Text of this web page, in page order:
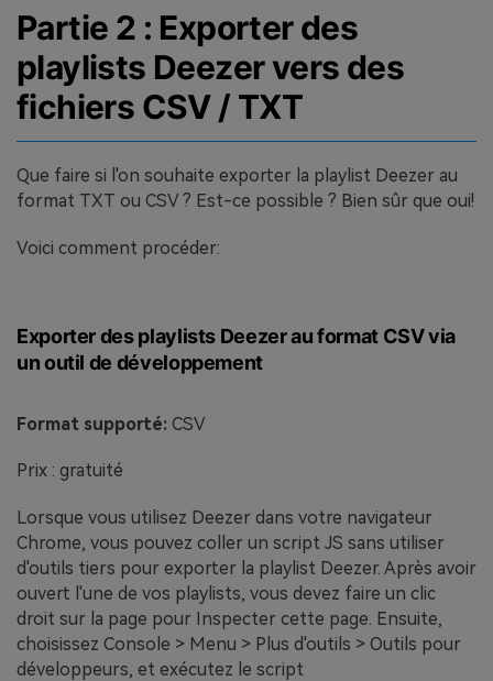
Partie 2 : Exporter des
playlists Deezer vers des
fichiers CSV / TXT
Que faire si l'on souhaite exporter la playlist Deezer au
format TXT ou CSV ? Est-ce possible ? Bien sûr que oui!
Voici comment procéder:
Exporter des playlists Deezer au format CSV via
un outil de développement
Format supporté: CSV
Prix : gratuité
Lorsque vous utilisez Deezer dans votre navigateur
Chrome, vous pouvez coller un script JS sans utiliser
d'outils tiers pour exporter la playlist Deezer. Après avoir
ouvert l'une de vos playlists, vous devez faire un clic
droit sur la page pour Inspecter cette page. Ensuite,
choisissez Console > Menu > Plus d'outils > Outils pour
développeurs, et exécutez le script